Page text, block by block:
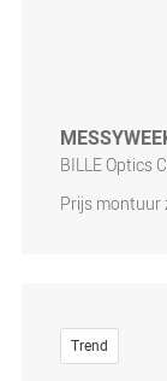
BILLE Optics
Prijs montuur
Trend